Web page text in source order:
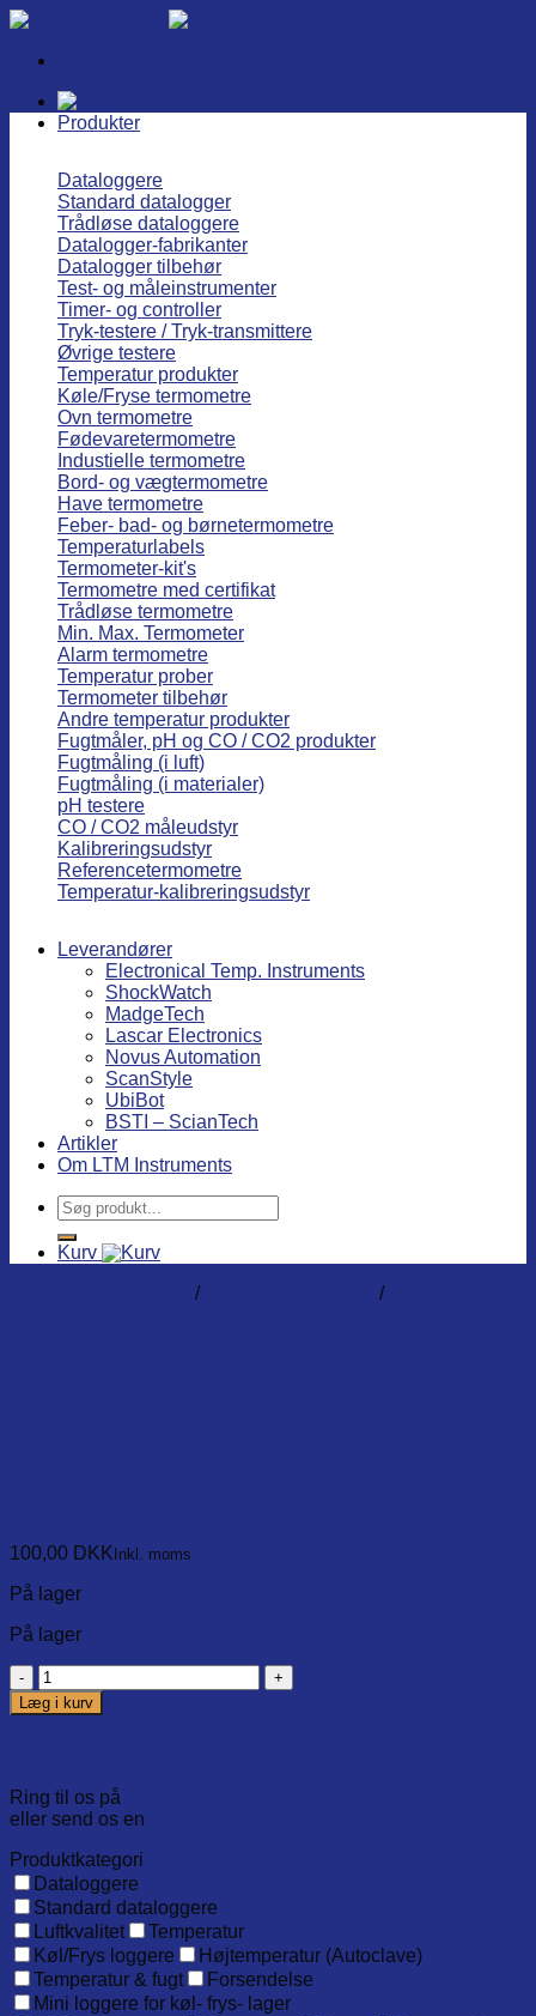
Fortsæt
indhold
Produkter
Dataloggere
Standard datalogger
Trådløse dataloggere
Datalogger-fabrikanter
Datalogger tilbehør
Test- og måleinstrumenter
Timer- og controller
Tryk-testere / Tryk-transmittere
Øvrige testere
Temperatur produkter
Køle/Fryse termometre
Ovn termometre
Fødevaretermometre
Industielle termometre
Bord- og vægtermometre
Have termometre
Feber- bad- og børnetermometre
Temperaturlabels
Termometer-kit's
Termometre med certifikat
Trådløse termometre
Min. Max. Termometer
Alarm termometre
Temperatur prober
Termometer tilbehør
Andre temperatur produkter
Fugtmåler, pH og CO / CO2 produkter
Fugtmåling (i luft)
Fugtmåling (i materialer)
pH testere
CO / CO2 måleudstyr
Kalibreringsudstyr
Referencetermometre
Temperatur-kalibreringsudstyr
Leverandører
Electronical Temp. Instruments
ShockWatch
MadgeTech
Lascar Electronics
Novus Automation
ScanStyle
UbiBot
BSTI – ScianTech
Artikler
Om LTM Instruments
Søg
efter:
Kurv
/ /
100,00 DKK Inkl. moms
På lager
På lager
Replacement
Glycol
solution
antal
Læg i kurv
Ring til os på
eller send os en
Produktkategori
Dataloggere
Standard dataloggere
Luftkvalitet
Temperatur
Køl/Frys loggere
Højtemperatur (Autoclave)
Temperatur & fugt
Forsendelse
Mini loggere for køl- frys- lager